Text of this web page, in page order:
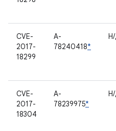
CVE-
2017-
18299
A-
78240418*
CVE-
2017-
18304
A-
78239975*